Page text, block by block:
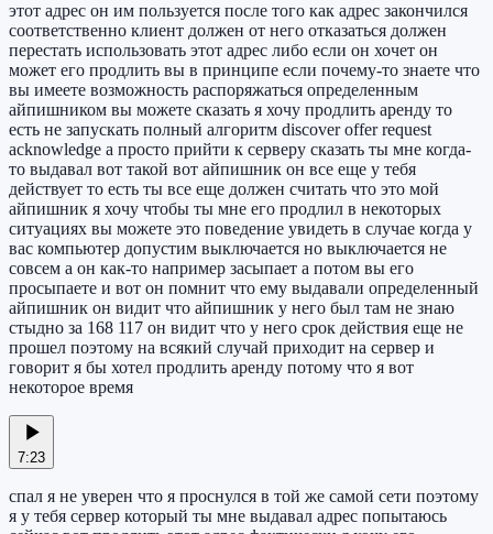
этот адрес он им пользуется после того как адрес закончился
соответственно клиент должен от него отказаться должен
перестать использовать этот адрес либо если он хочет он
может его продлить вы в принципе если почему-то знаете что
вы имеете возможность распоряжаться определенным
айпишником вы можете сказать я хочу продлить аренду то
есть не запускать полный алгоритм discover offer request
acknowledge а просто прийти к серверу сказать ты мне когда-
то выдавал вот такой вот айпишник он все еще у тебя
действует то есть ты все еще должен считать что это мой
айпишник я хочу чтобы ты мне его продлил в некоторых
ситуациях вы можете это поведение увидеть в случае когда у
вас компьютер допустим выключается но выключается не
совсем а он как-то например засыпает а потом вы его
просыпаете и вот он помнит что ему выдавали определенный
айпишник он видит что айпишник у него был там не знаю
стыдно за 168 117 он видит что у него срок действия еще не
прошел поэтому на всякий случай приходит на сервер и
говорит я бы хотел продлить аренду потому что я вот
некоторое время
7:23
спал я не уверен что я проснулся в той же самой сети поэтому
я у тебя сервер который ты мне выдавал адрес попытаюсь